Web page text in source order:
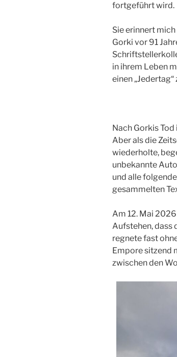
fortgeführt wird.
Sie erinnert mich
Gorki vor 91
in ihrem Leben
einen
Nach Gorkis
Aber als die
wiederholte,
unbekannte
und alle
gesammelten
Am 12. Mai
Aufstehen, dass
regnete fast
Empore sitzend
zwischen den